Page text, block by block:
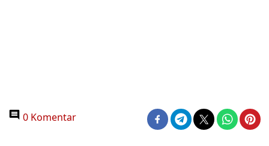
0 Komentar